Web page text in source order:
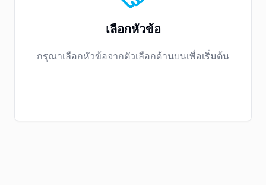
เลือกหัวข้อ
กรุณาเลือกหัวข้อจากตัวเลือกด้านบนเพื่อเริ่มต้น